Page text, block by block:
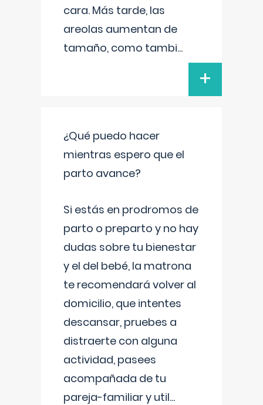
cara. Más tarde, las
areolas aumentan de
tamaño, como tambi...
+
¿Qué puedo hacer
mientras espero que el
parto avance?
Si estás en prodromos de
parto o preparto y no hay
dudas sobre tu bienestar
y el del bebé, la matrona
te recomendará volver al
domicilio, que intentes
descansar, pruebes a
distraerte con alguna
actividad, pasees
acompañada de tu
pareja-familiar y util...